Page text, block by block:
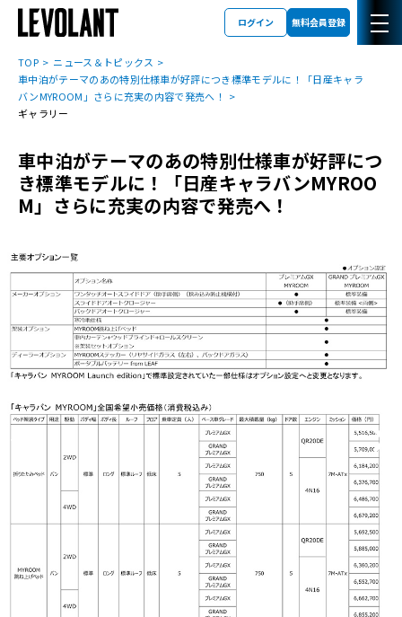
ログイン 無料会員登録
TOP
ニュース＆トピックス
車中泊がテーマのあの特別仕様車が好評につき標準モデルに！「日産キャラ
バンMYROOM」さらに充実の内容で発売へ！
ギャラリー
車中泊がテーマのあの特別仕様車が好評につ
き標準モデルに！「日産キャラバンMYROO
M」さらに充実の内容で発売へ！